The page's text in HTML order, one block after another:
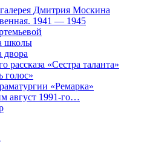
Дмитрия Москина
1941 — 1945
школы
двора
рассказа «Сестра таланта»
голос»
«Ремарка»
август 1991-го…